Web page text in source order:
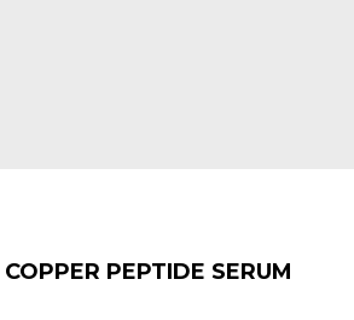
PEPTIDE SERUM